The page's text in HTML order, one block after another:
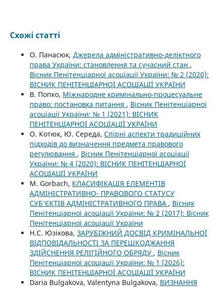
Схожі статті
О. Панасюк, Джерела адміністративно-деліктного
права України: становлення та сучасний стан ,
Вісник Пенітенціарної асоціації України: № 2 (2020):
ВІСНИК ПЕНІТЕНЦІАРНОЇ АСОЦІАЦІЇ УКРАЇНИ
В. Попко, Міжнародне кримінально-процесуальне
право: постановка питання , Вісник Пенітенціарної
асоціації України: № 1 (2021): ВІСНИК
ПЕНІТЕНЦІАРНОЇ АСОЦІАЦІЇ УКРАЇНИ
О. Котюк, Ю. Середа, Спірні аспекти традиційних
підходів до визначення предмета правового
регулювання , Вісник Пенітенціарної асоціації
України: № 4 (2020): ВІСНИК ПЕНІТЕНЦІАРНОЇ
АСОЦІАЦІЇ УКРАЇНИ
M. Gorbach, КЛАСИФІКАЦІЯ ЕЛЕМЕНТІВ
АДМІНІСТРАТИВНО- ПРАВОВОГО СТАТУСУ
СУБ’ЄКТІВ АДМІНІСТРАТИВНОГО ПРАВА , Вісник
Пенітенціарної асоціації України: № 2 (2017): Вісник
Пенітенціарної асоціації України
Н.С. Юзікова, ЗАРУБІЖНИЙ ДОСВІД КРИМІНАЛЬНОЇ
ВІДПОВІДАЛЬНОСТІ ЗА ПЕРЕШКОДЖАННЯ
ЗДІЙСНЕННЯ РЕЛІГІЙНОГО ОБРЯДУ , Вісник
Пенітенціарної асоціації України: № 1 (2026):
ВІСНИК ПЕНІТЕНЦІАРНОЇ АСОЦІАЦІЇ УКРАЇНИ
Daria Bulgakova, Valentyna Bulgakova, ВИЗНАННЯ